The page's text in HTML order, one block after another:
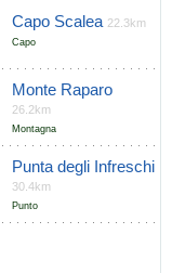
Capo Scalea 22.3km
Capo
Monte Raparo
26.2km
Montagna
Punta degli Infreschi
30.4km
Punto